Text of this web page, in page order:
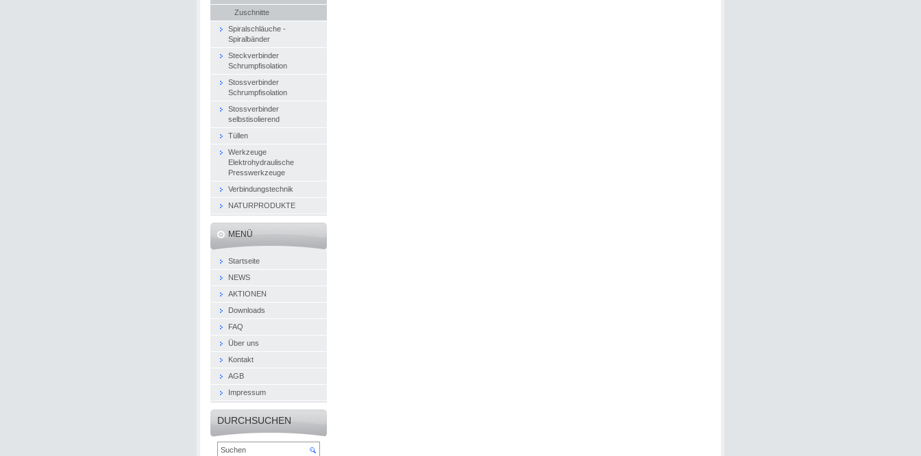
Zuschnitte
Spiralschläuche -
Spiralbänder
Steckverbinder
Schrumpfisolation
Stossverbinder
Schrumpfisolation
Stossverbinder
selbstisolierend
Tüllen
Werkzeuge
Elektrohydraulische
Presswerkzeuge
Verbindungstechnik
NATURPRODUKTE
MENÜ
Startseite
NEWS
AKTIONEN
Downloads
FAQ
Über uns
Kontakt
AGB
Impressum
DURCHSUCHEN